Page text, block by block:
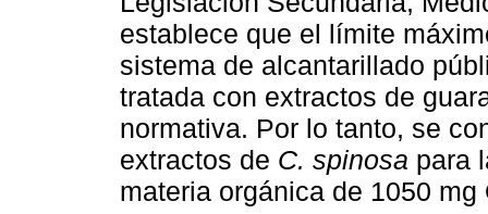
establece que el límite
sistema de alcantarillado
tratada con extractos de
normativa. Por lo tanto, se
extractos de C. spinosa para
materia orgánica de 1050 mg